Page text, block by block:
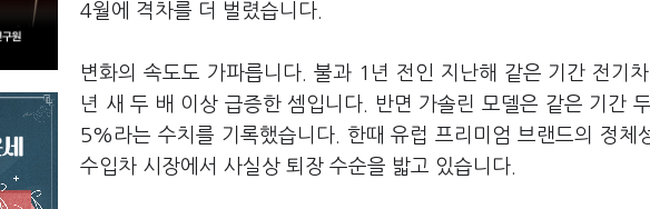
4월에 격차를 더 벌렸습니다.
변화의 속도도 가파릅니다. 불과 1년 전인 지난해 같은 기간 전기
년 새 두 배 이상 급증한 셈입니다. 반면 가솔린 모델은 같은 기간
5%라는 수치를 기록했습니다. 한때 유럽 프리미엄 브랜드의 정체
수입차 시장에서 사실상 퇴장 수순을 밟고 있습니다.